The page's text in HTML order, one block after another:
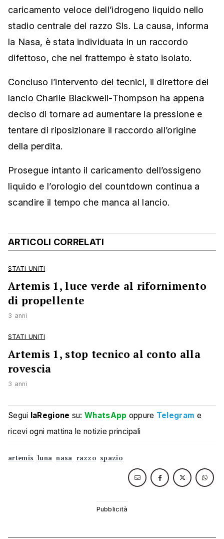
caricamento veloce dell’idrogeno liquido nello
stadio centrale del razzo Sls. La causa, informa
la Nasa, è stata individuata in un raccordo
difettoso, che nel frattempo è stato isolato.
Concluso l’intervento dei tecnici, il direttore del
lancio Charlie Blackwell-Thompson ha appena
deciso di tornare ad aumentare la pressione e
tentare di riposizionare il raccordo all’origine
della perdita.
Prosegue intanto il caricamento dell’ossigeno
liquido e l’orologio del countdown continua a
scandire il tempo che manca al lancio.
ARTICOLI CORRELATI
STATI UNITI
Artemis 1, luce verde al rifornimento
di propellente
3 anni
STATI UNITI
Artemis 1, stop tecnico al conto alla
rovescia
3 anni
Segui laRegione su:WhatsApp oppure Telegram e
ricevi ogni mattina le notizie principali
artemis luna nasa razzo spazio